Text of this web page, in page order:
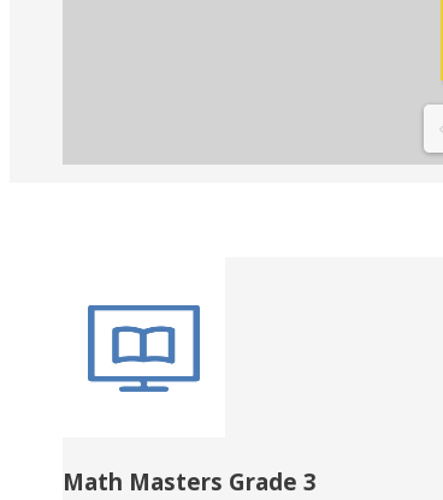
Books
Math Masters Grade 3